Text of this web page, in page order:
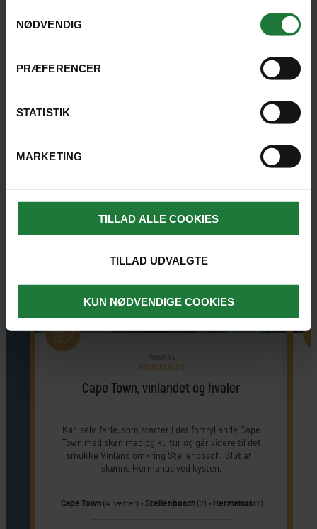
NØDVENDIG
PRÆFERENCER
STATISTIK
MARKETING
TILLAD ALLE COOKIES
TILLAD UDVALGTE
KUN NØDVENDIGE COOKIES
REJSER, HVOR UDFLUGTEN ER
Cape Town, vinlandet og hvaler
SYDAFRIKA
INDIVIDUEL REJSE
Kør-selv-ferie, som starter i det fortryllende Cape
Town med skøn mad og kultur og går videre til det
smukke Vinland omkring Stellenbosch. Slut af i
skønne Hermanus ved kysten.
Cape Town (4 nætter) Stellenbosch (2) Hermanus(2)